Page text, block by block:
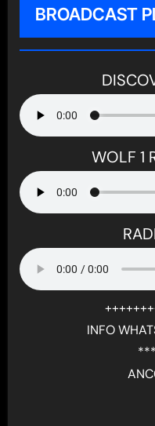
BROADCAST
WOLF 1
INFO